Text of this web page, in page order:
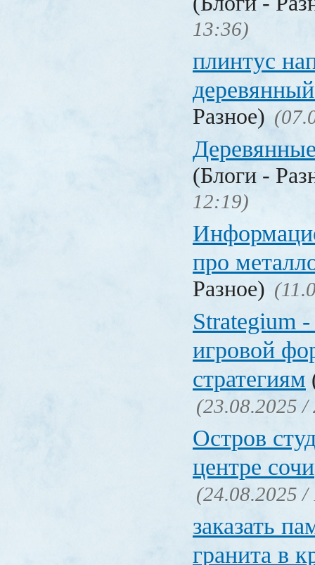
13:36)
плинтус
Разное)
(Блоги -
12:19)
про
Разное)
Strategium
игровой
стратегиям
(23.08.2025 /
Остров
центре сочи
(24.08.2025 /
заказать
гранита в